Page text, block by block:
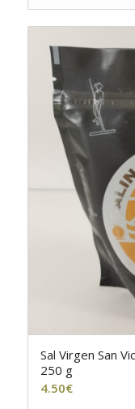
Sal Virgen San
250 g
4.50€